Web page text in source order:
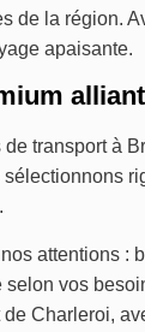
de la région.
apaisante.
transport à
attentions :
selon vos
Charleroi,